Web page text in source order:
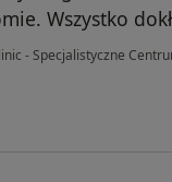
Wszystko
- Specjalistyczne
Kantor